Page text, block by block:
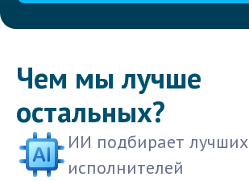
Чем мы лучше
остальных?
ИИ подбирает лучших
исполнителей